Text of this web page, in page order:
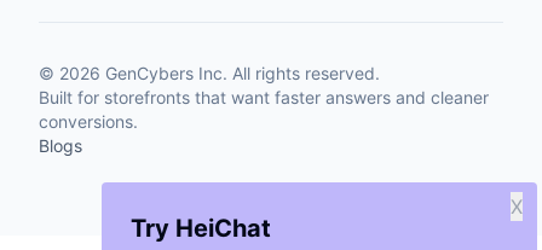
Try HeiChat
X
© 2026 GenCybers Inc. All rights reserved.
Built for storefronts that want faster answers and cleaner
conversions.
Blogs